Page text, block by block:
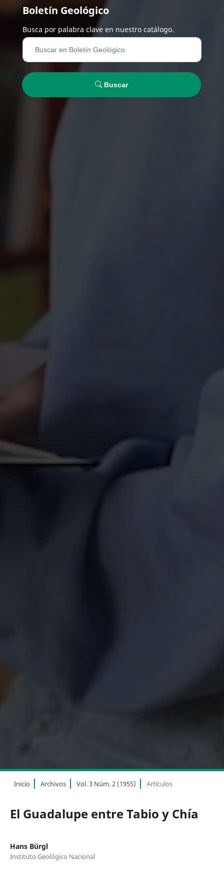
Boletín Geológico
Busca por palabra clave en nuestro catálogo.
Buscar
Inicio Archivos Vol. 3 Núm. 2 (1955) Artículos
El Guadalupe entre Tabio y Chía
Hans Bürgl
Instituto Geológico Nacional